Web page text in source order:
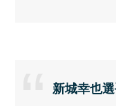
新城幸也